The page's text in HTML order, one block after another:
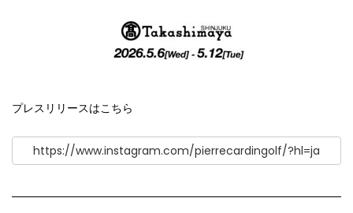
プレスリリースはこちら
https://www.instagram.com/pierrecardingolf/?hl=ja